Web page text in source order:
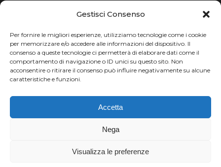
Gestisci Consenso
Per fornire le migliori esperienze, utilizziamo tecnologie come i cookie
per memorizzare e/o accedere alle informazioni del dispositivo. Il
consenso a queste tecnologie ci permetterà di elaborare dati come il
comportamento di navigazione o ID unici su questo sito. Non
acconsentire o ritirare il consenso può influire negativamente su alcune
caratteristiche e funzioni.
Accetta
Nega
Visualizza le preferenze
SILVIA SERAFINI SONIA GLAREY TAVAGNASCO TOR DES GEANTS
TOUR MONVISO TRAIL TRAIL MONTE CASTO TROFEO KIMA
TURIN MARATHON URBAN ZEMMER VAL DI FASSA RUNNING
VALENTINA BELOTTI
VENICE MARATHON
XAVIER CHEVRIER
YEMAN CRIPPA
Chi siamo | Termini d'uso | Privacy |